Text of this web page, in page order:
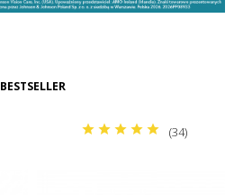
BESTSELLER
(34)